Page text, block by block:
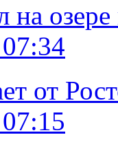
озере
от